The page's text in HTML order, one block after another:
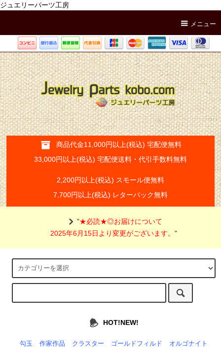
ジュエリーパーツ工房
メニュー
商品代金11,000円以上(税込) 宅配便無料
33,000円以上(税込) 宅配便送料・代引手数料無料
2,200円以上(税込) スモール便無料
7,700円以上(税込) レターパック無料
"★必読★◎お届けについて
2025年6月15日より変更がございます。"
HOT!NEW!
勾玉 作家作品 クラスター ゴールドフィルド オルゴナイト